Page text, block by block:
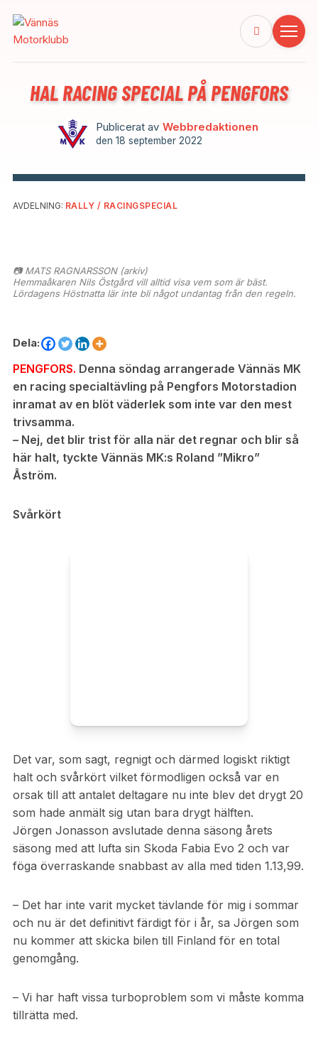
HAL RACING SPECIAL PÅ PENGFORS
Publicerat av Webbredaktionen
den 18 september 2022
AVDELNING: RALLY / RACINGSPECIAL
📷 MATS RAGNARSSON (arkiv)
Hemmaåkaren Nils Östgård vill alltid visa vem som är bäst.
Lördagens Höstnatta lär inte bli något undantag från den regeln.
Dela:
PENGFORS. Denna söndag arrangerade Vännäs MK
en racing specialtävling på Pengfors Motorstadion
inramat av en blöt väderlek som inte var den mest
trivsamma.
– Nej, det blir trist för alla när det regnar och blir så
här halt, tyckte Vännäs MK:s Roland ”Mikro”
Åström.
Svårkört
Det var, som sagt, regnigt och därmed logiskt riktigt
halt och svårkört vilket förmodligen också var en
orsak till att antalet deltagare nu inte blev det drygt 20
som hade anmält sig utan bara drygt hälften.
Jörgen Jonasson avslutade denna säsong årets
säsong med att lufta sin Skoda Fabia Evo 2 och var
föga överraskande snabbast av alla med tiden 1.13,99.
– Det har inte varit mycket tävlande för mig i sommar
och nu är det definitivt färdigt för i år, sa Jörgen som
nu kommer att skicka bilen till Finland för en total
genomgång.
– Vi har haft vissa turboproblem som vi måste komma
tillrätta med.